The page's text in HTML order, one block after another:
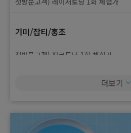
기미/잡티/홍조
첫방문고객) 피코토닝 1회 체험가
더보기